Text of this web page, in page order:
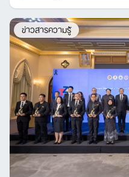
ข่าวสารความรู้